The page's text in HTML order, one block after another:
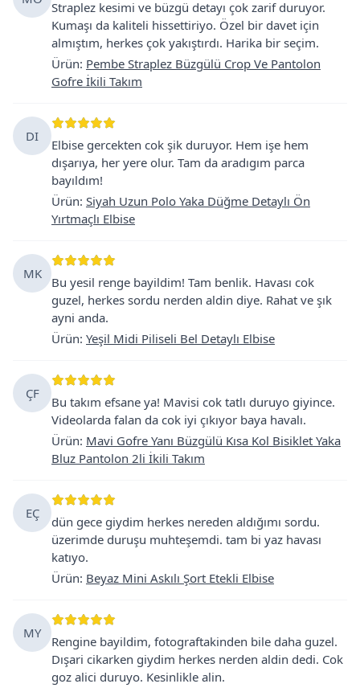
Straplez kesimi ve büzgü detayı çok zarif duruyor.
Kumaşı da kaliteli hissettiriyo. Özel bir davet için
almıştım, herkes çok yakıştırdı. Harika bir seçim.
Ürün: Pembe Straplez Büzgülü Crop Ve Pantolon
Gofre İkili Takım
DI
Elbise gercekten cok şik duruyor. Hem işe hem
dışarıya, her yere olur. Tam da aradıgım parca
bayıldım!
Ürün: Siyah Uzun Polo Yaka Düğme Detaylı Ön
Yırtmaçlı Elbise
MK
Bu yesil renge bayildim! Tam benlik. Havası cok
guzel, herkes sordu nerden aldin diye. Rahat ve şık
ayni anda.
Ürün: Yeşil Midi Piliseli Bel Detaylı Elbise
ÇF
Bu takım efsane ya! Mavisi cok tatlı duruyo giyince.
Videolarda falan da cok iyi çıkıyor baya havalı.
Ürün: Mavi Gofre Yanı Büzgülü Kısa Kol Bisiklet Yaka
Bluz Pantolon 2li İkili Takım
EÇ
dün gece giydim herkes nereden aldığımı sordu.
üzerimde duruşu muhteşemdi. tam bi yaz havası
katıyo.
Ürün: Beyaz Mini Askılı Şort Etekli Elbise
MY
Rengine bayildim, fotograftakinden bile daha guzel.
Dışari cikarken giydim herkes nerden aldin dedi. Cok
goz alici duruyo. Kesinlikle alin.